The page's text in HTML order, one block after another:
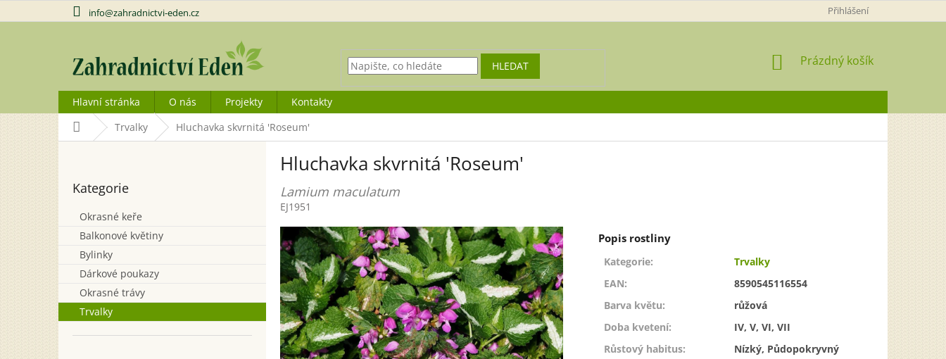
na
info@zahradnictvi-eden.cz Přihlášení
HLEDAT
NÁKUPNÍ
Prázdný košík
Hlavní stránka O nás Projekty
Kontakty
Domů Trvalky Hluchavka skvrnitá 'Roseum'
a
n
kategorie
Kategorie
Okrasné keře
Balkonové květiny
Bylinky
Dárkové poukazy
Okrasné trávy
Trvalky
Hluchavka skvrnitá 'Roseum'
Lamium maculatum
EJ1951
Kategorie:
Trvalky
EAN:
8590545116554
Barva květu:
růžová
Doba kvetení:
IV, V, VI, VII
Růstový habitus:
Nízký, Půdopokryvný